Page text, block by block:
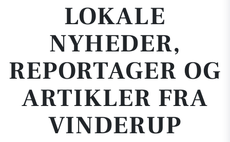
LOKALE
NYHEDER,
REPORTAGER OG
ARTIKLER FRA
VINDERUP